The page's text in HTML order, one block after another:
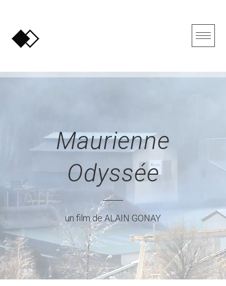
content
Maurienne
Odyssée
un film de ALAIN GONAY